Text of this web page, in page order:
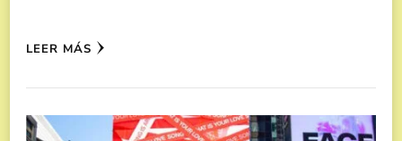
LEER MÁS